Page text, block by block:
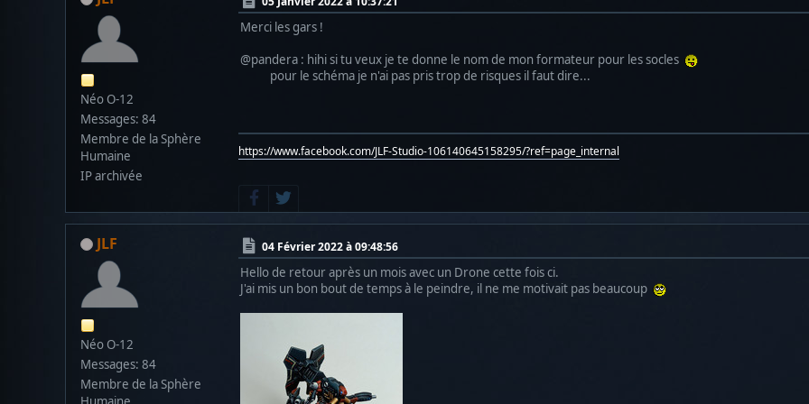
Néo O-12
Messages: 84
Membre de la Sphère
Humaine
IP archivée
Merci les gars !
@pandera : hihi si tu veux je te donne le nom de mon formateur pour les socles
pour le schéma je n'ai pas pris trop de risques il faut dire...
https://www.facebook.com/JLF-Studio-106140645158295/?ref=page_internal
JLF
Néo O-12
Messages: 84
Membre de la Sphère
04 Février 2022 à 09:48:56
Hello de retour après un mois avec un Drone cette fois ci.
J'ai mis un bon bout de temps à le peindre, il ne me motivait pas beaucoup